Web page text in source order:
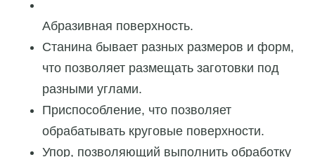
Абразивная поверхность.
Станина бывает разных размеров и форм,
что позволяет размещать заготовки под
разными углами.
Приспособление, что позволяет
обрабатывать круговые поверхности.
Упор, позволяющий выполнить обработку